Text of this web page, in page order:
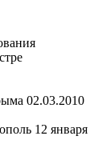
02.03.2010
12 января